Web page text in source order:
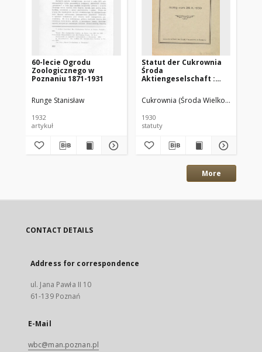
60-lecie Ogrodu
Zoologicznego w
Poznaniu 1871-1931
Runge Stanisław
1932
artykuł
Statut der Cukrownia
Środa
Aktiengeselschaft :
Cukrownia (Środa Wielkopolska)
1930
statuty
More
CONTACT DETAILS
Address for correspondence
ul. Jana Pawła II 10
61-139 Poznań
E-Mail
wbc@man.poznan.pl